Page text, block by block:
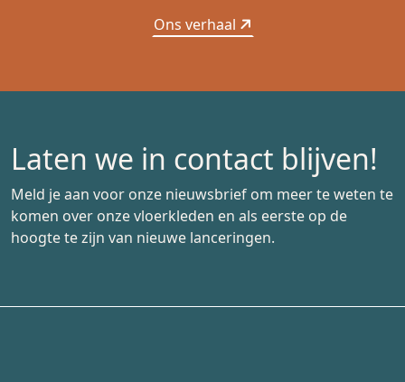
Ons verhaal
Laten we in contact blijven!
Meld je aan voor onze nieuwsbrief om meer te weten te
komen over onze vloerkleden en als eerste op de
hoogte te zijn van nieuwe lanceringen.